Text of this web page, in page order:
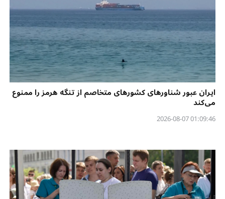
ایران عبور شناورهای کشورهای متخاصم از تنگه هرمز را ممنوع
می‌کند
01:09:46 2026-08-07